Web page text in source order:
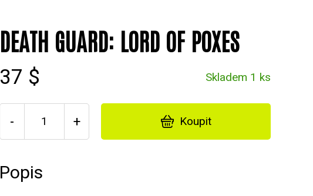
DEATH GUARD: LORD OF POXES
37 $ Skladem 1 ks
- + Koupit
Popis